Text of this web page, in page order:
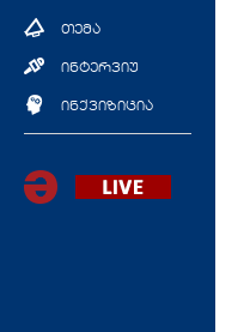
თემა
ინტერვიუ
ინქვიზიცია